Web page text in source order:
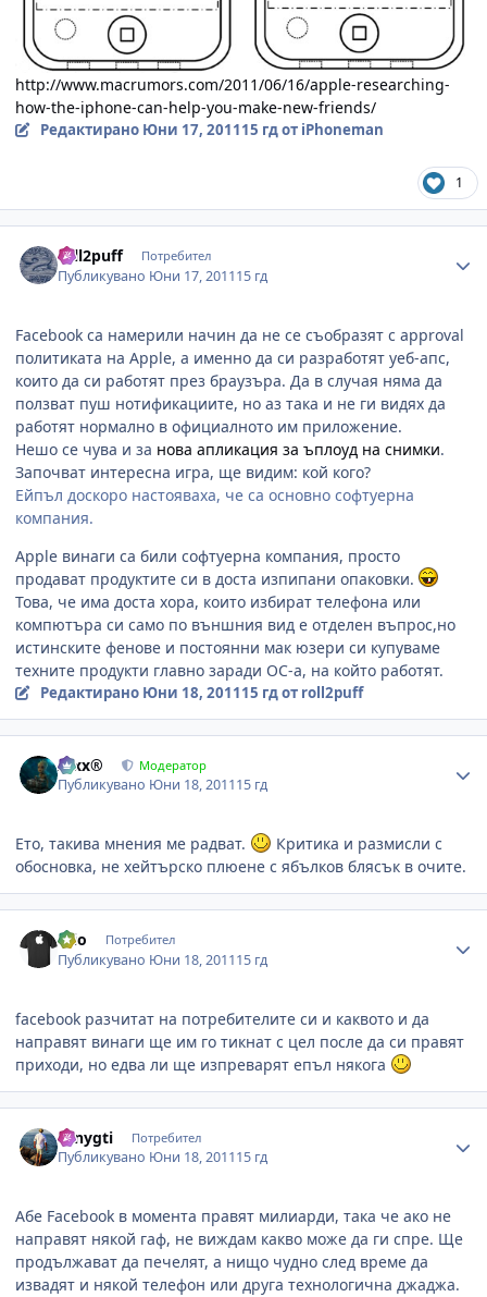
http://www.macrumors.com/2011/06/16/apple-researching-
how-the-iphone-can-help-you-make-new-friends/
Редактирано Юни 17, 201115 гдот iPhoneman
1
roll2puff Потребител
Публикувано Юни 17, 201115 гд
Facebook са намерили начин да не се съобразят с approval
политиката на Apple, а именно да си разработят уеб-апс,
които да си работят през браузъра. Да в случая няма да
ползват пуш нотификациите, но аз така и не ги видях да
работят нормално в официалното им приложение.
Нешо се чува и за нова апликация за ъплоуд на снимки.
Започват интересна игра, ще видим: кой кого?
Ейпъл доскоро настояваха, че са основно софтуерна
компания.
Apple винаги са били софтуерна компания, просто
продават продуктите си в доста изпипани опаковки.
Това, че има доста хора, които избират телефона или
компютъра си само по външния вид е отделен въпрос,но
истинските фенове и постоянни мак юзери си купуваме
техните продукти главно заради ОС-а, на който работят.
Редактирано Юни 18, 201115 гдот roll2puff
Alxx® Модератор
Публикувано Юни 18, 201115 гд
Ето, такива мнения ме радват.
Критика и размисли с
обосновка, не хейтърско плюене с ябълков блясък в очите.
mio Потребител
Публикувано Юни 18, 201115 гд
facebook разчитат на потребителите си и каквото и да
направят винаги ще им го тикнат с цел после да си правят
приходи, но едва ли ще изпреварят епъл някога
tonygti Потребител
Публикувано Юни 18, 201115 гд
Абе Facebook в момента правят милиарди, така че ако не
направят някой гаф, не виждам какво може да ги спре. Ще
продължават да печелят, а нищо чудно след време да
извадят и някой телефон или друга технологична джаджа.